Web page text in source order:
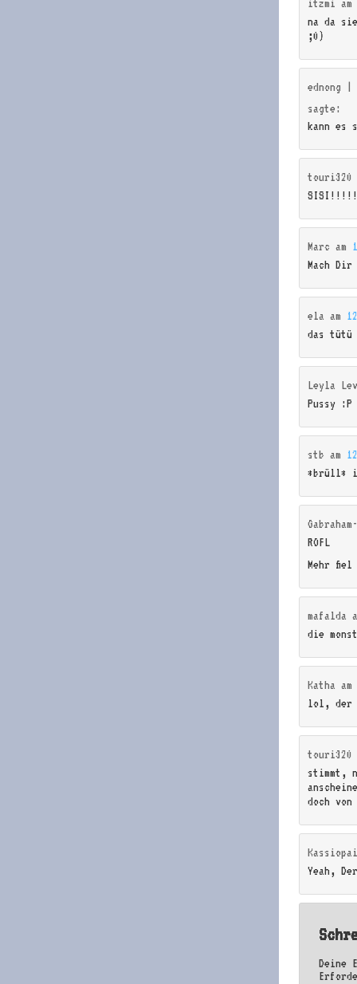
itzmi am
na da
;0)
ednong |
sagte:
kann es
touri320
SISI!!!!!
Marc am
Mach
ela am
das tütü
Leyla
Pussy :P
stb am
*brüll*
ROFL
Mehr
mafalda
die
Katha am
lol, der
touri320
stimmt,
doch
Yeah,
Deine